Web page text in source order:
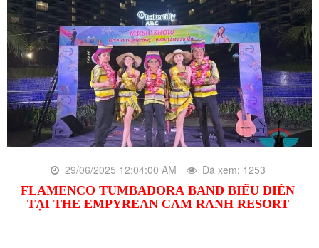
29/06/2025 12:04:00 AM Đã xem: 1253
FLAMENCO TUMBADORA BAND BIỂU DIỄN
TẠI THE EMPYREAN CAM RANH RESORT